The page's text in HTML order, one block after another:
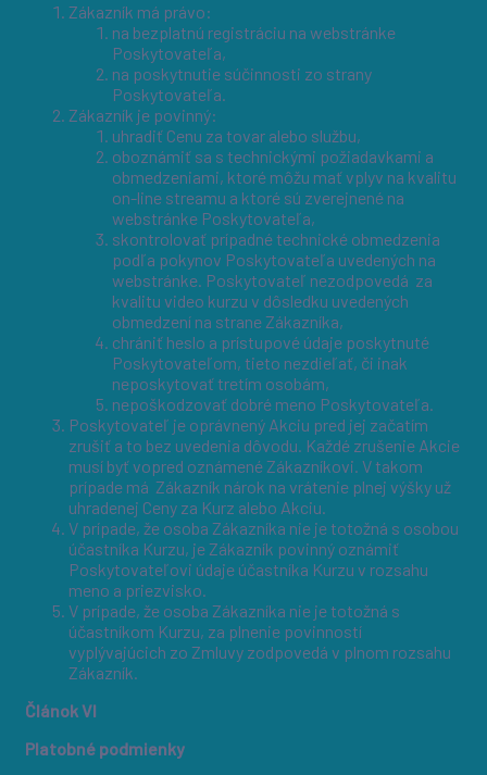
Zákazník má právo:
na bezplatnú registráciu na webstránke
Poskytovateľa,
na poskytnutie súčinnosti zo strany
Poskytovateľa.
Zákazník je povinný:
uhradiť Cenu za tovar alebo službu,
oboznámiť sa s technickými požiadavkami a
obmedzeniami, ktoré môžu mať vplyv na kvalitu
on-line streamu a ktoré sú zverejnené na
webstránke Poskytovateľa,
skontrolovať prípadné technické obmedzenia
podľa pokynov Poskytovateľa uvedených na
webstránke. Poskytovateľ nezodpovedá za
kvalitu video kurzu v dôsledku uvedených
obmedzení na strane Zákazníka,
chrániť heslo a prístupové údaje poskytnuté
Poskytovateľom, tieto nezdieľať, či inak
neposkytovať tretím osobám,
nepoškodzovať dobré meno Poskytovateľa.
Poskytovateľ je oprávnený Akciu pred jej začatím
zrušiť a to bez uvedenia dôvodu. Každé zrušenie Akcie
musí byť vopred oznámené Zákazníkovi. V takom
prípade má Zákazník nárok na vrátenie plnej výšky už
uhradenej Ceny za Kurz alebo Akciu.
V prípade, že osoba Zákazníka nie je totožná s osobou
účastníka Kurzu, je Zákazník povinný oznámiť
Poskytovateľovi údaje účastníka Kurzu v rozsahu
meno a priezvisko.
V prípade, že osoba Zákazníka nie je totožná s
účastníkom Kurzu, za plnenie povinností
vyplývajúcich zo Zmluvy zodpovedá v plnom rozsahu
Zákazník.
Článok VI
Platobné podmienky